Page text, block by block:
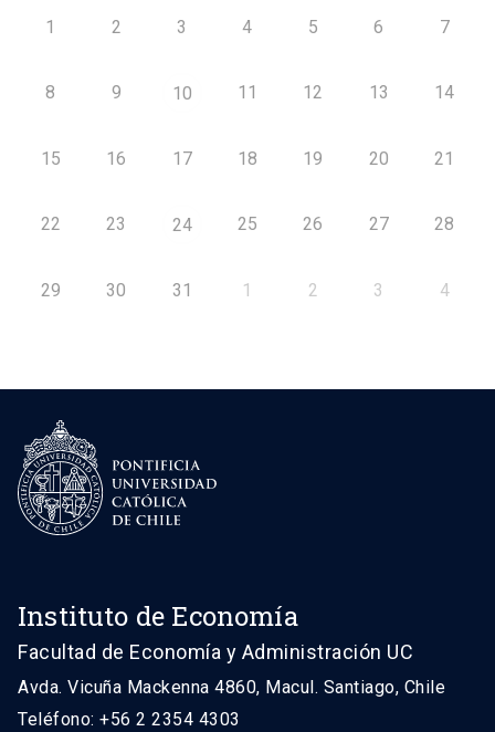
1 2 3 4 5 6 7
8 9 10 11 12 13 14
15 16 17 18 19 20 21
22 23 24 25 26 27 28
29 30 31 1 2 3 4
Instituto de Economía
Facultad de Economía y Administración UC
Avda. Vicuña Mackenna 4860, Macul. Santiago, Chile
Teléfono: +56 2 2354 4303